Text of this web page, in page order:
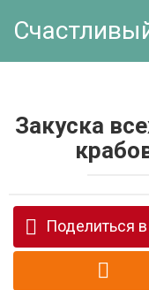
Закуска
Поделиться